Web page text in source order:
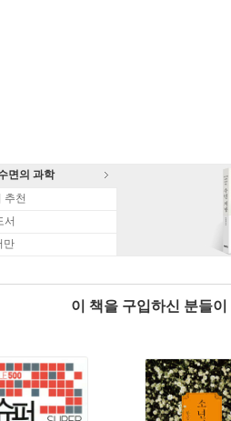
면의 과학
추천
서
만
이 책을 구입하신 분들이